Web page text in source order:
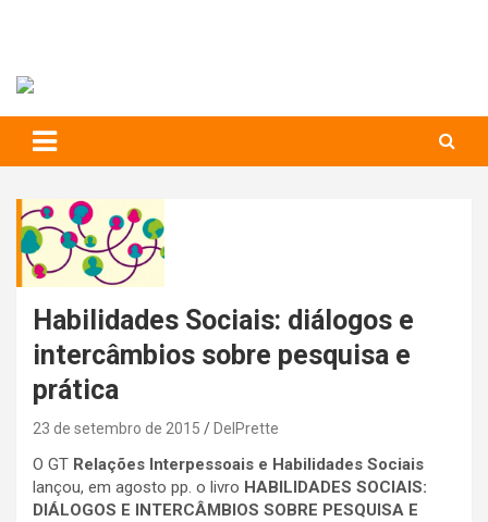
Habilidades Sociais: diálogos e
intercâmbios sobre pesquisa e
prática
23 de setembro de 2015 DelPrette
O GT Relações Interpessoais e Habilidades Sociais
lançou, em agosto pp. o livro HABILIDADES SOCIAIS:
DIÁLOGOS E INTERCÂMBIOS SOBRE PESQUISA E